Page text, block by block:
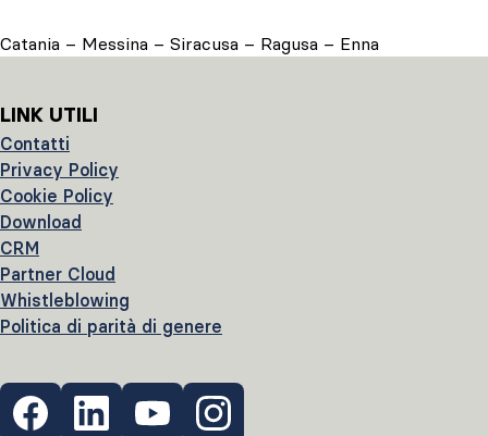
Catania – Messina – Siracusa – Ragusa – Enna
LINK UTILI
Contatti
Privacy Policy
Cookie Policy
Download
CRM
Partner Cloud
Whistleblowing
Politica di parità di genere